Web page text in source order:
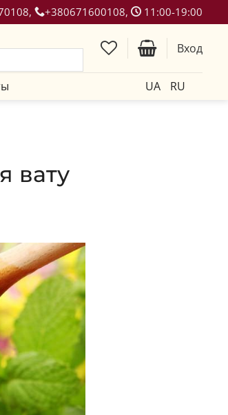
+380671600108, 11:00-19:00
Вход
UA RU
вату